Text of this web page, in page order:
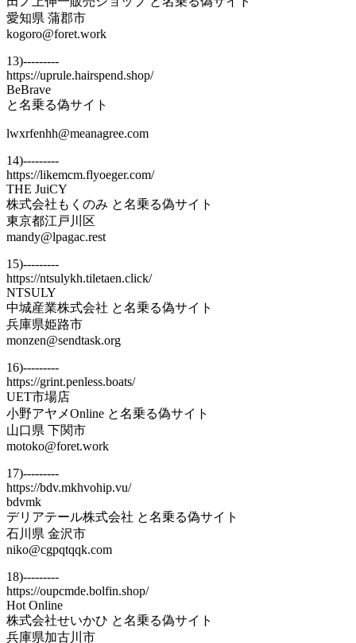
愛知県 蒲郡市
kogoro@foret.work
13)---------
https://uprule.hairspend.shop/
BeBrave
と名乗る偽サイト
lwxrfenhh@meanagree.com
14)---------
https://likemcm.flyoeger.com/
THE JuiCY
株式会社もくのみ と名乗る偽サイト
東京都江戸川区
mandy@lpagac.rest
15)---------
https://ntsulykh.tiletaen.click/
NTSULY
中城産業株式会社 と名乗る偽サイト
兵庫県姫路市
monzen@sendtask.org
16)---------
https://grint.penless.boats/
UET市場店
小野アヤメOnline と名乗る偽サイト
山口県 下関市
motoko@foret.work
17)---------
https://bdv.mkhvohip.vu/
bdvmk
デリアテール株式会社 と名乗る偽サイト
石川県 金沢市
niko@cgpqtqqk.com
18)---------
https://oupcmde.bolfin.shop/
Hot Online
株式会社せいかひ と名乗る偽サイト
兵庫県加古川市